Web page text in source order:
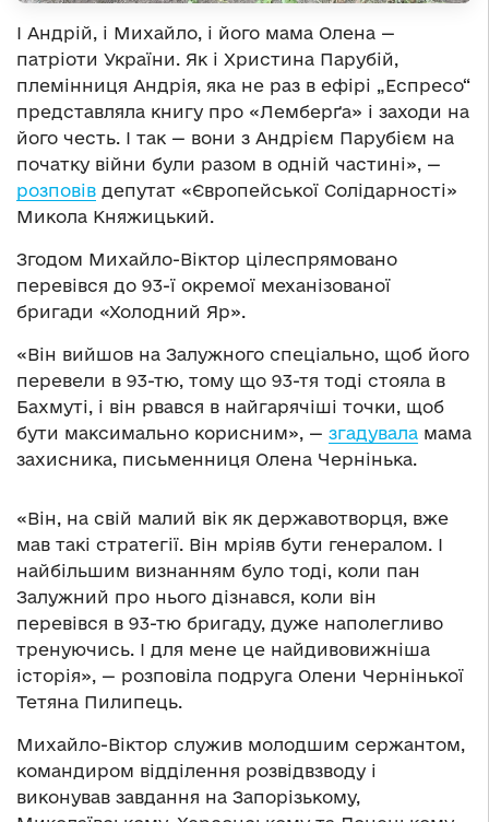
І Андрій, і Михайло, і його мама Олена —
патріоти України. Як і Христина Парубій,
племінниця Андрія, яка не раз в ефірі „Еспресо“
представляла книгу про «Лемберґа» і заходи на
його честь. І так — вони з Андрієм Парубієм на
початку війни були разом в одній частині», —
розповів депутат «Європейської Солідарності»
Микола Княжицький.
Згодом Михайло-Віктор цілеспрямовано
перевівся до 93-ї окремої механізованої
бригади «Холодний Яр».
«Він вийшов на Залужного спеціально, щоб його
перевели в 93-тю, тому що 93-тя тоді стояла в
Бахмуті, і він рвався в найгарячіші точки, щоб
бути максимально корисним», — згадувала мама
захисника, письменниця Олена Чернінька.
«Він, на свій малий вік як державотворця, вже
мав такі стратегії. Він мріяв бути генералом. І
найбільшим визнанням було тоді, коли пан
Залужний про нього дізнався, коли він
перевівся в 93-тю бригаду, дуже наполегливо
тренуючись. І для мене це найдивовижніша
історія», — розповіла подруга Олени Чернінької
Тетяна Пилипець.
Михайло-Віктор служив молодшим сержантом,
командиром відділення розвідвзводу і
виконував завдання на Запорізькому,